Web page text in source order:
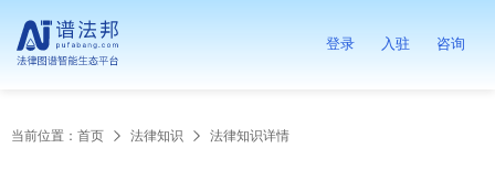
登录 入驻 咨询
当前位置： 首页 法律知识 法律知识详情